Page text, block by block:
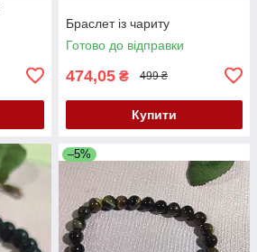
Браслет із чариту
Готово до відправки
474,05 ₴ 499 ₴
Купити
–5%